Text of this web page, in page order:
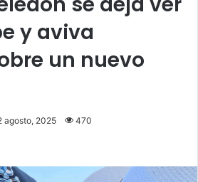
y aviva
un nuevo
agosto, 2025 470